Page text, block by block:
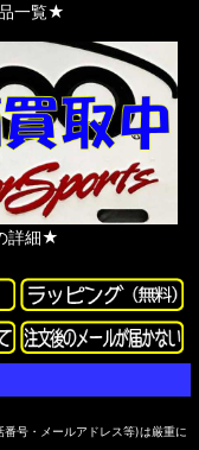
一覧★
詳細★
号・メールアドレス等)は厳重に